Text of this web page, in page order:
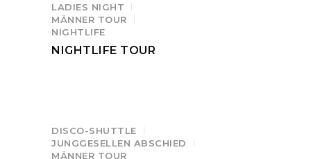
LADIES NIGHT
MÄNNER TOUR
NIGHTLIFE
NIGHTLIFE TOUR
DISCO-SHUTTLE
JUNGGESELLEN ABSCHIED
MÄNNER TOUR